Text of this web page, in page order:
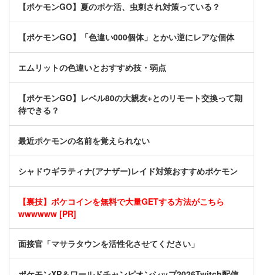
【ポケモンGO】夏のポケ活、虫刺され対策っている？
【ポケモンGO】「色違い000個体」とかい逆にレアな個体
エムリットの色違いとおすすめ技・弱点
【ポケモンGO】レベル80の大親友+とのリモート交換って期
待できる？
最近ポケモンの名前を覚えられない
シャドウギラティナ(アナザー)レイド対策おすすめポケモン
【裏技】ポケコインを無料で大量GETする方法がこちら
wwwwww [PR]
面接官「マサラタウンを活性化させてください」